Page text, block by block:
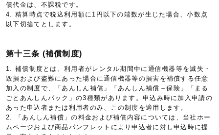
償代金は、不課税です。
4. 精算時点で税込利用額に1円以下の端数が生じた場合、小数点
以下切捨てとします。
第十三条 (補償制度)
1. 補償制度とは、利用者がレンタル期間中に通信機器等を滅失・
毀損および盗難にあった場合に通信機器等の損害を補償する任意
加入の制度で、「あんしん補償」「あんしん補償＋保険」「まる
ごとあんしんパック」の3種類があります。申込み時に加入申請の
あった申込者または利用者のみ、この制度を適用します。
2. 「あんしん補償」の料金および補償内容については、当社ホー
ムページおよび商品パンフレットにより申込者に対し申込時に提